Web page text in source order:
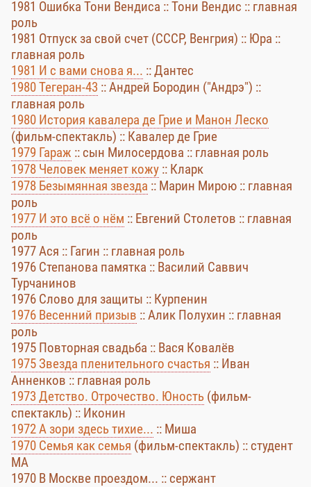
1981 Ошибка Тони Вендиса :: Тони Вендис :: главная
роль
1981 Отпуск за свой счет (СССР, Венгрия) :: Юра ::
главная роль
1981 И с вами снова я... :: Дантес
1980 Тегеран-43 :: Андрей Бородин ("Андрэ") ::
главная роль
1980 История кавалера де Грие и Манон Леско
(фильм-спектакль) :: Кавалер де Грие
1979 Гараж :: сын Милосердова :: главная роль
1978 Человек меняет кожу :: Кларк
1978 Безымянная звезда :: Марин Мирою :: главная
роль
1977 И это всё о нём :: Евгений Столетов :: главная
роль
1977 Ася :: Гагин :: главная роль
1976 Степанова памятка :: Василий Саввич
Турчанинов
1976 Слово для защиты :: Курпенин
1976 Весенний призыв :: Алик Полухин :: главная
роль
1975 Повторная свадьба :: Вася Ковалёв
1975 Звезда пленительного счастья :: Иван
Анненков :: главная роль
1973 Детство. Отрочество. Юность (фильм-
спектакль) :: Иконин
1972 А зори здесь тихие... :: Миша
1970 Семья как семья (фильм-спектакль) :: студент
МА
1970 В Москве проездом... :: сержант